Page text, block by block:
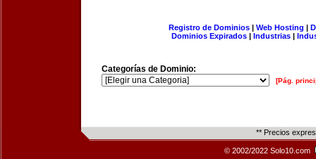
Registro de Dominios| Web Hosting |
Dominios Expirados | Industrias |
Categorías de Dominio:
[Pág.
** Precios
© 2002/2022 Solo10.com